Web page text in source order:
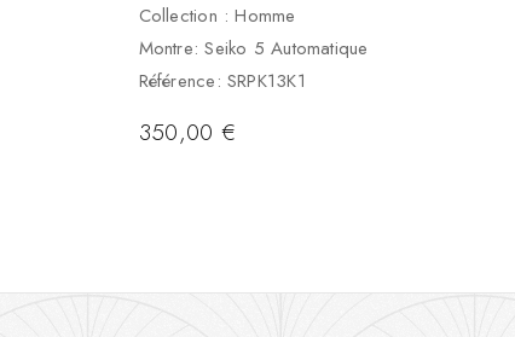
Collection : Homme
Montre: Seiko 5 Automatique
Référence: SRPK13K1
350,00€